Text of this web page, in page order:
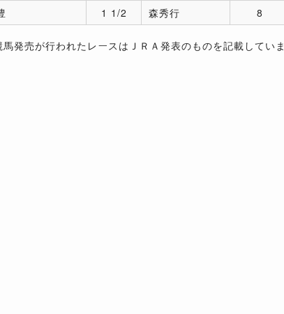
1 1/2 森秀行 8
発売が行われたレースはＪＲＡ発表のものを記載していま